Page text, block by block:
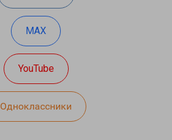
MAX
YouTube
Одноклассники